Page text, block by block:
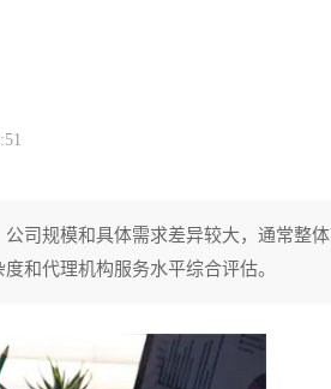
司规模和具体需求差异较大，通常整
和代理机构服务水平综合评估。